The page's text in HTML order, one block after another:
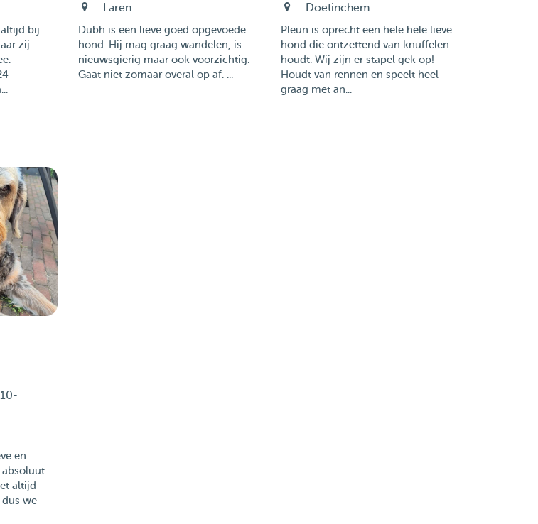
bij
zij
Laren
Dubh is een lieve goed opgevoede
hond. Hij mag graag wandelen, is
nieuwsgierig maar ook voorzichtig.
Gaat niet zomaar overal op af. ...
Doetinchem
Pleun is oprecht een hele hele lieve
hond die ontzettend van knuffelen
houdt. Wij zijn er stapel gek op!
Houdt van rennen en speelt heel
graag met an...
en
absoluut
altijd
we